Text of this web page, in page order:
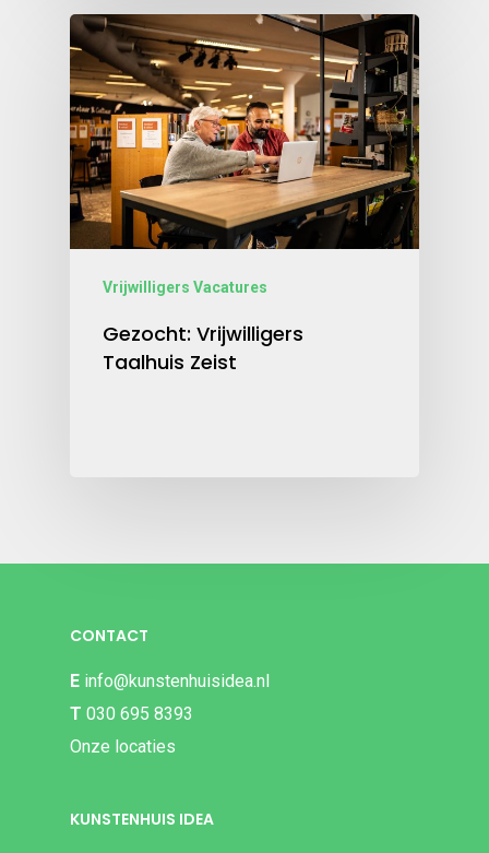
Vrijwilligers Vacatures
Gezocht: Vrijwilligers
Taalhuis Zeist
CONTACT
E info@kunstenhuisidea.nl
T 030 695 8393
Onze locaties
KUNSTENHUIS IDEA